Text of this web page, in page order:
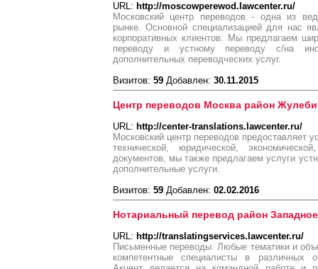
URL: http://moscowperewod.lawcenter.ru/
Московский центр переводов - одна из
рынке. Основной специализацией для нас
корпоративных клиентов. Мы предлагаем
переводу и устному переводу с/на
дополнительных переводческих услуг.
Визитов: 59 Добавлен: 30.11.2015
Центр переводов Москва район
URL: http://center-translations.lawcenter.ru/
Московский центр переводов предоставляет
технической, юридической,
документов, мы также предлагаем услуги
дополнительные услуги.
Визитов: 59 Добавлен: 02.02.2016
Нотариальный перевод район
URL: http://translatingservices.lawcenter.ru/
Письменные переводы. Любые тематики и
компетентные специалисты в различных